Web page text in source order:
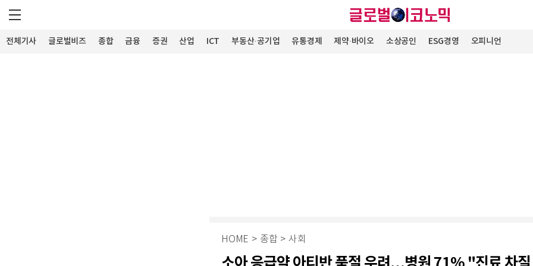
전체기사 글로벌비즈 종합 금융 증권 산업 ICT 부동산·공기업 유통경제 제약∙바이오 소상공인 ESG경영 오피니언
HOME > 종합 > 사회